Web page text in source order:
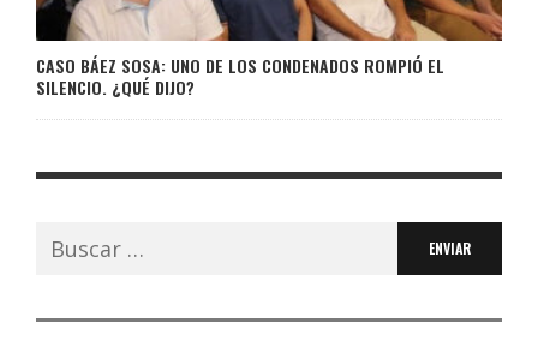
CASO BÁEZ SOSA: UNO DE LOS CONDENADOS ROMPIÓ EL
SILENCIO. ¿QUÉ DIJO?
Buscar: